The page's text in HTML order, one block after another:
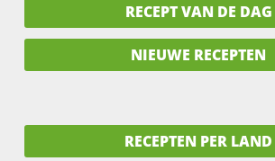
RECEPT VAN DE DAG
NIEUWE RECEPTEN
RECEPTEN PER LAND